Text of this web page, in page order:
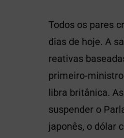
Todos os pares
dias de hoje. A
reativas
primeiro-
libra britânica.
suspender o
japonês, o dólar